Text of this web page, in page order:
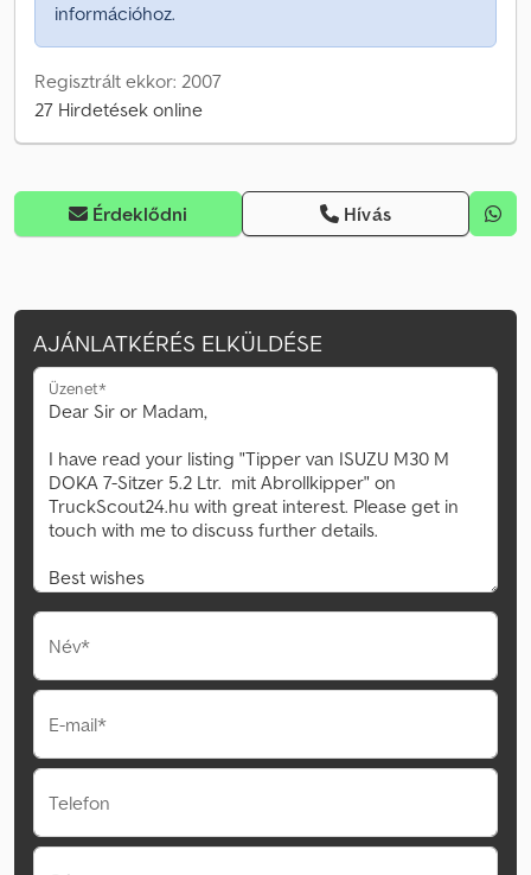
információhoz.
Regisztrált ekkor: 2007
27 Hirdetések online
Érdeklődni Hívás
AJÁNLATKÉRÉS ELKÜLDÉSE
Üzenet*
Név*
E-mail*
Telefon